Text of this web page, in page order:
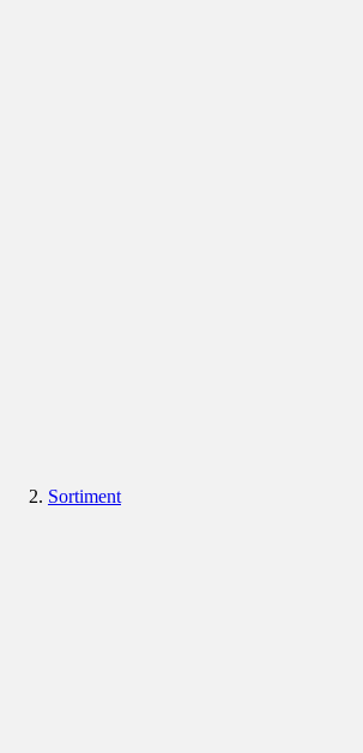
Sortiment